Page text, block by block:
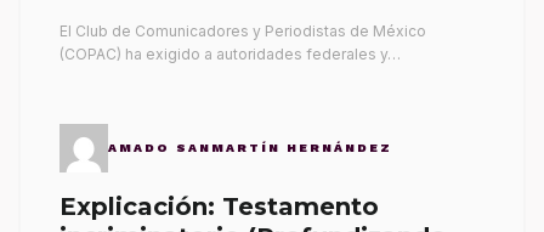
El Club de Comunicadores y Periodistas de México
(COPAC) ha exigido a autoridades federales y…
AMADO SANMARTÍN HERNÁNDEZ
Explicación: Testamento